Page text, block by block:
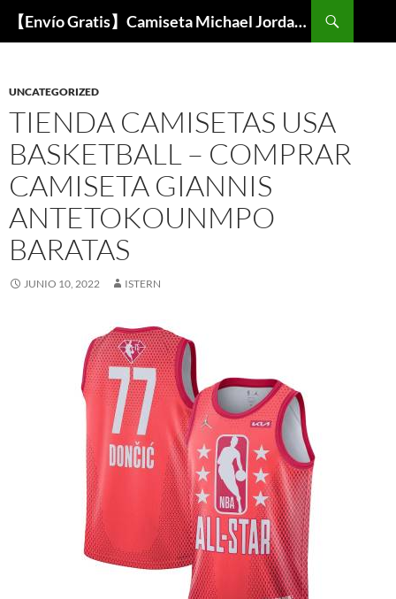
【Envío Gratis】Camiseta Michael Jordan NBA Barata
Buscar
UNCATEGORIZED
TIENDA CAMISETAS USA
BASKETBALL – COMPRAR
CAMISETA GIANNIS
ANTETOKOUNMPO
BARATAS
JUNIO 10, 2022 ISTERN